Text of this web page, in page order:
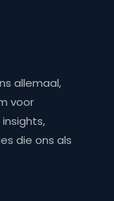
allemaal,
voor
die ons als